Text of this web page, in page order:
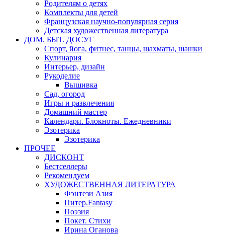
Родителям о детях
Комплекты для детей
Французская научно-популярная серия
Детская художественная литература
ДОМ. БЫТ. ДОСУГ
Спорт, йога, фитнес, танцы, шахматы, шашки
Кулинария
Интерьер, дизайн
Рукоделие
Вышивка
Сад, огород
Игры и развлечения
Домашний мастер
Календари. Блокноты. Ежедневники
Эзотерика
Эзотерика
ПРОЧЕЕ
ДИСКОНТ
Бестселлеры
Рекомендуем
ХУДОЖЕСТВЕННАЯ ЛИТЕРАТУРА
Фэнтези Азия
Питер.Fantasy
Поэзия
Покет. Стихи
Ирина Оганова